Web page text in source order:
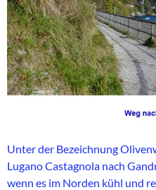
Unter der Bezeichnung
Lugano Castagnola nach
wenn es im Norden kühl und